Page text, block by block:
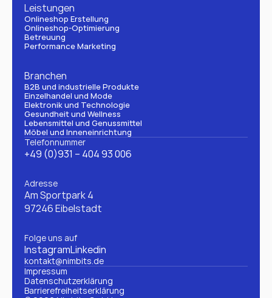
Leistungen
Onlineshop Erstellung
Onlineshop-Optimierung
Betreuung
Performance Marketing
Branchen
B2B und industrielle Produkte
Einzelhandel und Mode
Elektronik und Technologie
Gesundheit und Wellness
Lebensmittel und Genussmittel
Möbel und Inneneinrichtung
kontakt@nimbits.de
Telefonnummer
+49 (0)931 – 404 93 006
Adresse
Am Sportpark 4
97246 Eibelstadt
Folge uns auf
InstagramLinkedin
Impressum
Datenschutzerklärung
Barrierefreiheitserklärung